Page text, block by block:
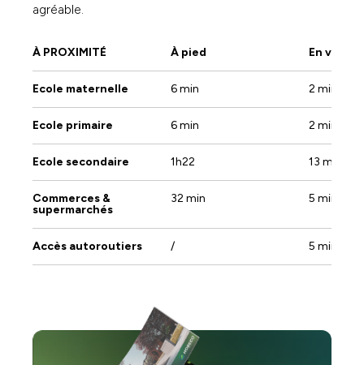
Terrasse : 1
agréable.
À PROXIMITÉ À pied En
Ecole maternelle 6 min 2 min
Ecole primaire 6 min 2 min
Ecole secondaire 1h22 13 min
Commerces &
supermarchés
32 min 5 min
Accès autoroutiers / 5 min